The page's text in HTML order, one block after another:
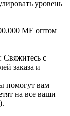
уровень
МЕ оптом
Свяжитесь с
заказа и
помогут вам
на все ваши